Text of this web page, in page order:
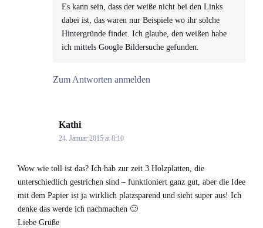
Es kann sein, dass der weiße nicht bei den Links
dabei ist, das waren nur Beispiele wo ihr solche
Hintergründe findet. Ich glaube, den weißen habe
ich mittels Google Bildersuche gefunden.
Zum Antworten anmelden
Kathi
24. Januar 2015 at 8:10
Wow wie toll ist das? Ich hab zur zeit 3 Holzplatten, die
unterschiedlich gestrichen sind – funktioniert ganz gut, aber die Idee
mit dem Papier ist ja wirklich platzsparend und sieht super aus! Ich
denke das werde ich nachmachen 🙂
Liebe Grüße